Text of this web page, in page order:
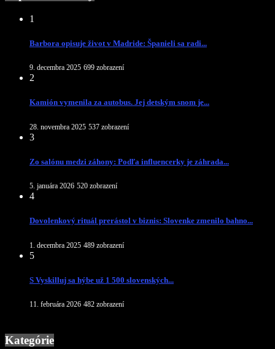
1
Barbora opisuje život v Madride: Španieli sa radi...
9. decembra 2025 699 zobrazení
2
Kamión vymenila za autobus. Jej detským snom je...
28. novembra 2025 537 zobrazení
3
Zo salónu medzi záhony: Podľa influencerky je záhrada...
5. januára 2026 520 zobrazení
4
Dovolenkový rituál prerástol v biznis: Slovenke zmenilo bahno...
1. decembra 2025 489 zobrazení
5
S Vyskilluj sa hýbe už 1 500 slovenských...
11. februára 2026 482 zobrazení
Kategórie